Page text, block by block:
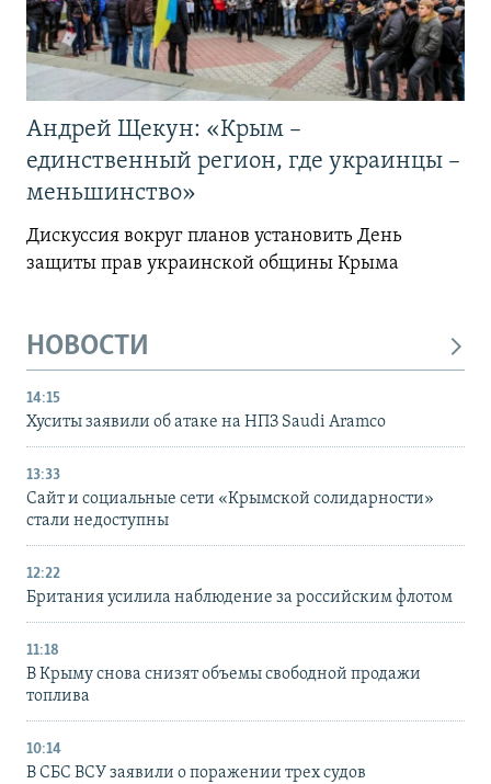
Андрей Щекун: «Крым –
единственный регион, где украинцы –
меньшинство»
Дискуссия вокруг планов установить День
защиты прав украинской общины Крыма
НОВОСТИ
14:15
Хуситы заявили об атаке на НПЗ Saudi Aramco
13:33
Сайт и социальные сети «Крымской солидарности»
стали недоступны
12:22
Британия усилила наблюдение за российским флотом
11:18
В Крыму снова снизят объемы свободной продажи
топлива
10:14
В СБС ВСУ заявили о поражении трех судов